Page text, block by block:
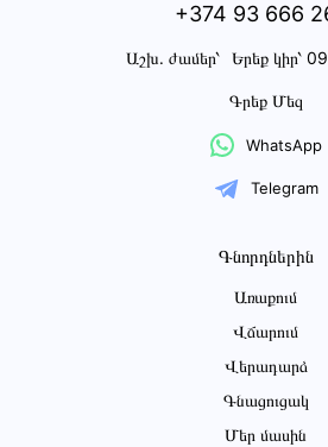
+374 93 666
Աշխ․ ժամեր՝ Երեք կիր՝
Գրեք Մեզ
WhatsApp
Telegram
Գնորդներին
Առաքում
Վճարում
Վերադարձ
Գնացուցակ
Մեր մասին